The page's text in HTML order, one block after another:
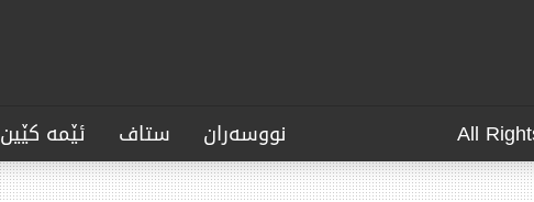
ئێمە کێین ستاف نووسەران